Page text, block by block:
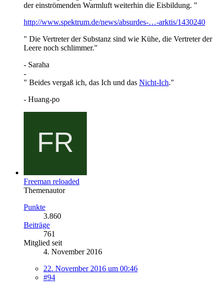
der einströmenden Warmluft weiterhin die Eisbildung. "
http://www.spektrum.de/news/absurdes-…-arktis/1430240
" Die Vertreter der Substanz sind wie Kühe, die Vertreter der
Leere noch schlimmer."
- Saraha
-
" Beides vergaß ich, das Ich und das Nicht-Ich."
- Huang-po
Freeman reloaded
Themenautor
Punkte
3.860
Beiträge
761
Mitglied seit
4. November 2016
22. November 2016 um 00:46
#94